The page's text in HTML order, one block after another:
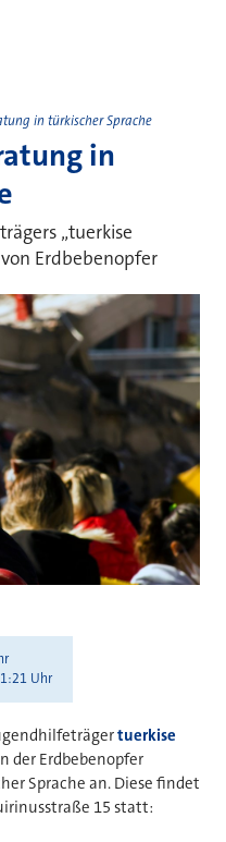
in türkischer Sprache
in
„tuerkise
Erdbebenopfer
Uhr
tuerkise
der Erdbebenopfer
Sprache an. Diese findet
15 statt: